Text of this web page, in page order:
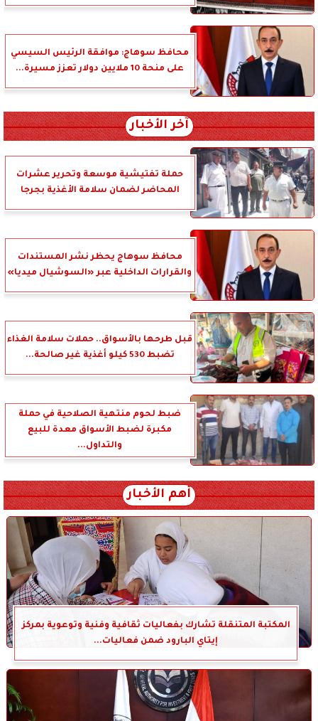
محافظ سوهاج: موافقة الرئيس السيسي
على منحة 10 ملايين دولار تعزز مسيرة...
آخر الأخبار
حملة تفتيشية موسعة وتحرير عشرات
المحاضر لضمان سلامة الأغذية بجرجا
محافظ سوهاج يحظر نشر المستندات
والقرارات الداخلية عبر «السوشيال ميديا»
قبل طرحها بالأسواق.. حملات سلامة الغذاء
تضبط 530 كيلو أغذية غير صالحة...
ضبط لحوم منتهية الصلاحية في حملة
مكبرة لضبط الأسواق معدة للبيع
والتداول...
أهم الأخبار
المكتبة المتنقلة تشارك بفعاليات ثقافية وفنية وتوعوية بمركز
إيتاي البارود ضمن فعاليات...